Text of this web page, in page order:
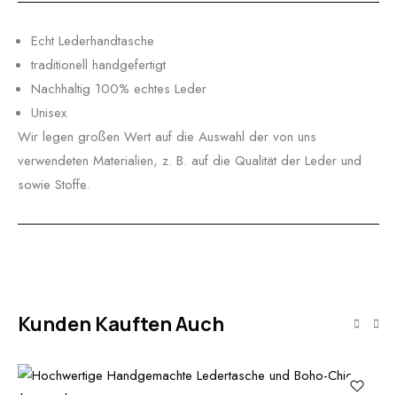
Echt Lederhandtasche
traditionell handgefertigt
Nachhaltig 100% echtes Leder
Unisex
Wir legen großen Wert auf die Auswahl der von uns
verwendeten Materialien, z. B. auf die Qualität der Leder und
sowie Stoffe.
Kunden Kauften Auch